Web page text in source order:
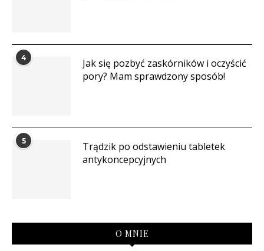
4
Jak się pozbyć zaskórników i oczyścić
pory? Mam sprawdzony sposób!
5
Trądzik po odstawieniu tabletek
antykoncepcyjnych
O MNIE